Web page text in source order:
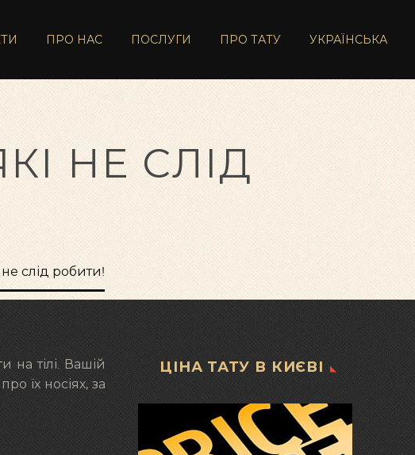
ПРО НАС ПОСЛУГИ ПРО ТАТУ УКРАЇНСЬКА
НЕ СЛІД
не слід робити!
на тілі. Вашій
їх носіях, за
ЦІНА ТАТУ В КИЄВІ